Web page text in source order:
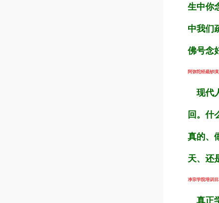
生中你
中我们
佛号念
阿弥陀经疏钞
现代
回。什
真的、
天、还
净宗学院培训
真正